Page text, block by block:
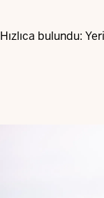
Hızlıca bulundu: